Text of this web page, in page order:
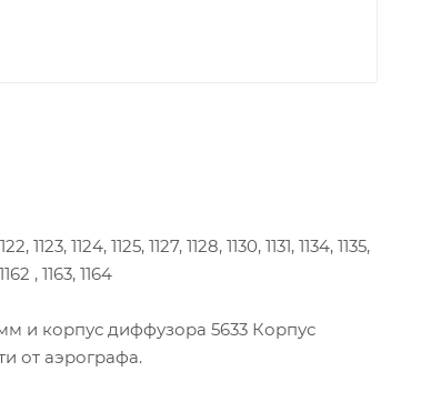
1124, 1125, 1127, 1128, 1130, 1131, 1134, 1135,
, 1163, 1164
и корпус диффузора 5633 Корпус
от аэрографа.